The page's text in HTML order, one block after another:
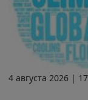
4 августа 2026 |